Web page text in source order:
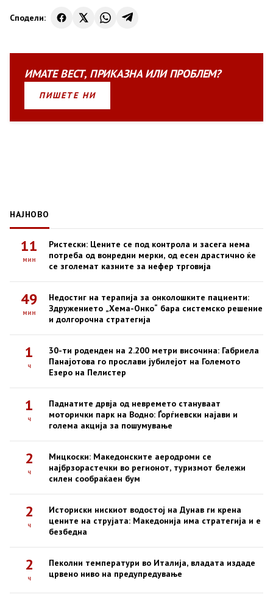
Сподели:
ИМАТЕВЕСТ, ПРИКАЗНАИЛИПРОБЛЕМ?
ПИШЕТЕ НИ
НАЈНОВО
11
мин
Ристески: Цените се под контрола и засега нема
потреба од вонредни мерки, од есен драстично ќе
се зголемат казните за нефер трговија
49
мин
Недостиг на терапија за онколошките пациенти:
Здружението „Хема-Онко“ бара системско решение
и долгорочна стратегија
1
ч
30-ти роденден на 2.200 метри височина: Габриела
Панајотова го прослави јубилејот на Големото
Езеро на Пелистер
1
ч
Паднатите дрвја од невремето стануваат
моторички парк на Водно: Ѓорѓиевски најави и
голема акција за пошумување
2
ч
Мицкоски: Македонските аеродроми се
најбрзорастечки во регионот, туризмот бележи
силен сообраќаен бум
2
ч
Историски нискиот водостој на Дунав ги крена
цените на струјата: Македонија има стратегија и е
безбедна
2
ч
Пеколни температури во Италија, владата издаде
црвено ниво на предупредување